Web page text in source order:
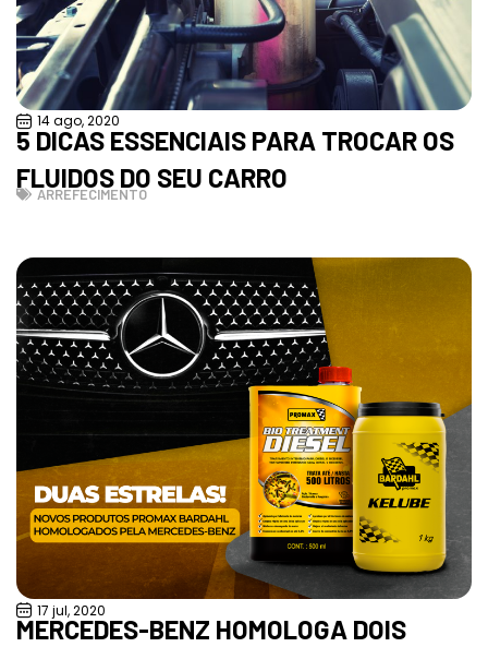
14 ago, 2020
5 DICAS ESSENCIAIS PARA TROCAR OS
FLUIDOS DO SEU CARRO
ARREFECIMENTO
17 jul, 2020
MERCEDES-BENZ HOMOLOGA DOIS